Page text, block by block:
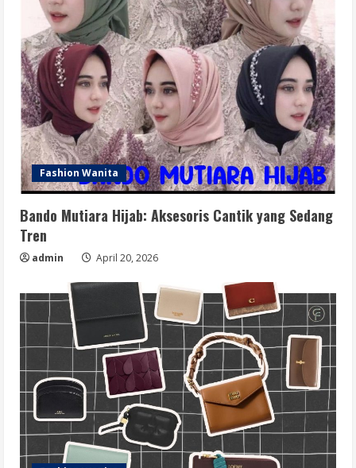
Fashion Wanita
Bando Mutiara Hijab: Aksesoris Cantik yang Sedang
Tren
admin April 20, 2026